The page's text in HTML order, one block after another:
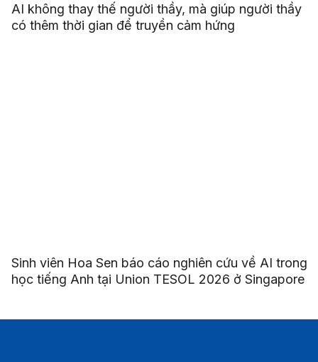
AI không thay thế người thầy, mà giúp người thầy
có thêm thời gian để truyền cảm hứng
Sinh viên Hoa Sen báo cáo nghiên cứu về AI trong
học tiếng Anh tại Union TESOL 2026 ở Singapore